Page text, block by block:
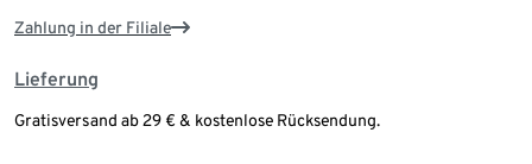
Zahlung in der Filiale
Lieferung
Gratisversand ab 29 € & kostenlose Rücksendung.